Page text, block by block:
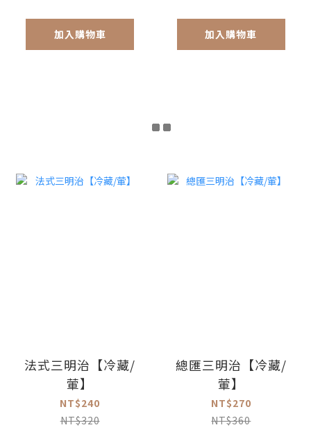
加入購物車 加入購物車
法式三明治【冷藏/
葷】
NT$240
NT$320
總匯三明治【冷藏/
葷】
NT$270
NT$360